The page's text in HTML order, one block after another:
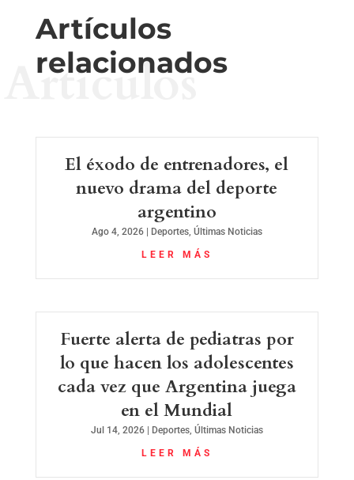
Artículos
relacionados
Artículos
El éxodo de entrenadores, el
nuevo drama del deporte
argentino
Ago 4, 2026| Deportes, Últimas Noticias
LEER MÁS
Fuerte alerta de pediatras por
lo que hacen los adolescentes
cada vez que Argentina juega
en el Mundial
Jul 14, 2026| Deportes, Últimas Noticias
LEER MÁS